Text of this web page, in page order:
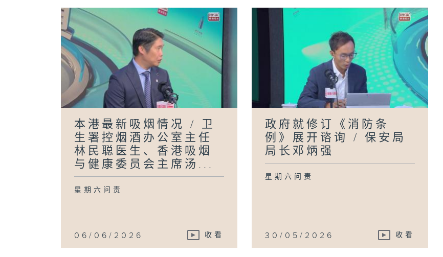
本港最新吸烟情况 / 卫
生署控烟酒办公室主任
林民聪医生、香港吸烟
与健康委员会主席汤...
星期六问责
06/06/2026 收看
政府就修订《消防条
例》展开谘询 / 保安局
局长邓炳强
星期六问责
30/05/2026 收看